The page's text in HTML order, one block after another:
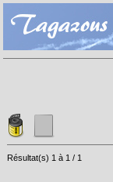
Résultat(s) 1 à 1 / 1